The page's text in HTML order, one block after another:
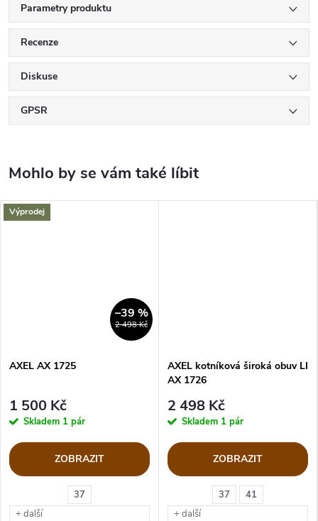
Parametry produktu
Recenze
Diskuse
GPSR
Výprodej
2 498 Kč
–39 %
37
+ další
AXEL AX 1725
1 500 Kč
Skladem 1 pár
ZOBRAZIT
37
41
+ další
AXEL kotníková široká obuv LI
AX 1726
2 498 Kč
Skladem 1 pár
ZOBRAZIT